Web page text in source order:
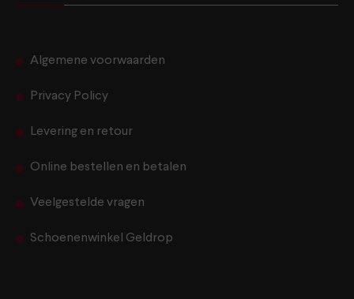
Algemene voorwaarden
Privacy Policy
Levering en retour
Online bestellen en betalen
Veelgestelde vragen
Schoenenwinkel Geldrop